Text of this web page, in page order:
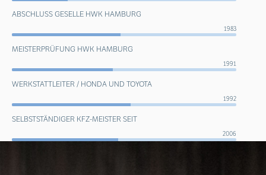
ABSCHLUSS GESELLE HWK HAMBURG
1983
MEISTERPRÜFUNG HWK HAMBURG
1991
WERKSTATTLEITER / HONDA UND TOYOTA
1992
SELBSTSTÄNDIGER KFZ-MEISTER SEIT
2006